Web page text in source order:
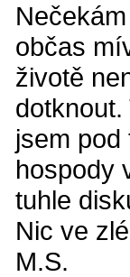
občas
životě
jsem
hospody
tuhle
Nic ve
M.S.